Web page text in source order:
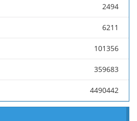
2494
6211
101356
359683
4490442